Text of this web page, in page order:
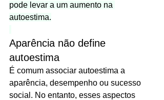
pode levar a um aumento na
autoestima.
Aparência não define
autoestima
É comum associar autoestima a
aparência, desempenho ou sucesso
social. No entanto, esses aspectos